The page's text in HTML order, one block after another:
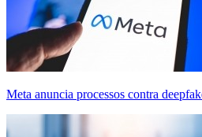
Meta anuncia processos contra